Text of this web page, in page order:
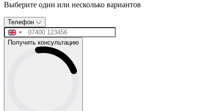
Выберите один или несколько вариантов
Телефон
Получить консультацию